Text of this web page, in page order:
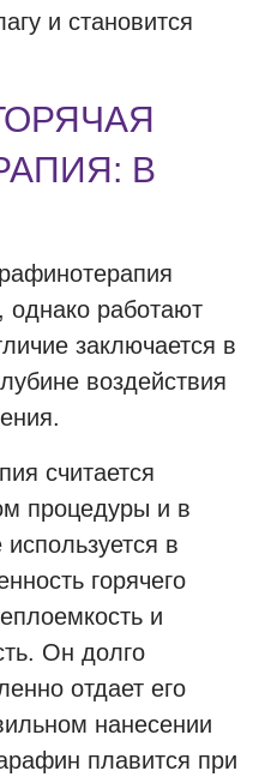
и становится
В
работают
заключается в
воздействия
считается
процедуры и в
в
горячего
и
Он долго
отдает его
нанесении
плавится при